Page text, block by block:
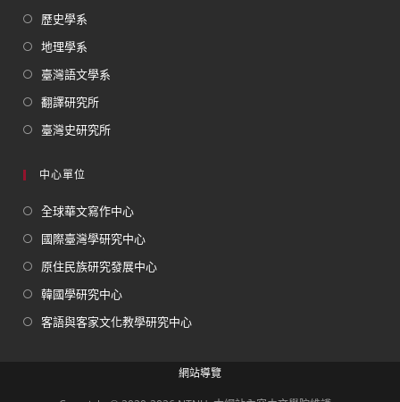
歷史學系
地理學系
臺灣語文學系
翻譯研究所
臺灣史研究所
中心單位
全球華文寫作中心
國際臺灣學研究中心
原住民族研究發展中心
韓國學研究中心
客語與客家文化教學研究中心
網站導覽